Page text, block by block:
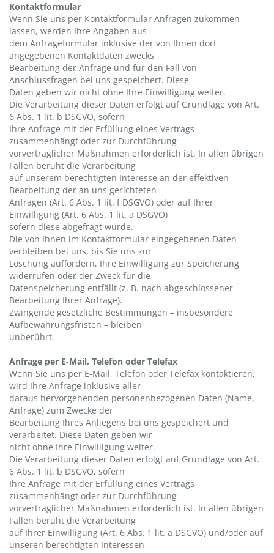
Kontaktformular
Wenn Sie uns per Kontaktformular Anfragen zukommen
lassen, werden Ihre Angaben aus
dem Anfrageformular inklusive der von Ihnen dort
angegebenen Kontaktdaten zwecks
Bearbeitung der Anfrage und für den Fall von
Anschlussfragen bei uns gespeichert. Diese
Daten geben wir nicht ohne Ihre Einwilligung weiter.
Die Verarbeitung dieser Daten erfolgt auf Grundlage von Art.
6 Abs. 1 lit. b DSGVO, sofern
Ihre Anfrage mit der Erfüllung eines Vertrags
zusammenhängt oder zur Durchführung
vorvertraglicher Maßnahmen erforderlich ist. In allen übrigen
Fällen beruht die Verarbeitung
auf unserem berechtigten Interesse an der effektiven
Bearbeitung der an uns gerichteten
Anfragen (Art. 6 Abs. 1 lit. f DSGVO) oder auf Ihrer
Einwilligung (Art. 6 Abs. 1 lit. a DSGVO)
sofern diese abgefragt wurde.
Die von Ihnen im Kontaktformular eingegebenen Daten
verbleiben bei uns, bis Sie uns zur
Löschung auffordern, Ihre Einwilligung zur Speicherung
widerrufen oder der Zweck für die
Datenspeicherung entfällt (z. B. nach abgeschlossener
Bearbeitung Ihrer Anfrage).
Zwingende gesetzliche Bestimmungen – insbesondere
Aufbewahrungsfristen – bleiben
unberührt.
Anfrage per E-Mail, Telefon oder Telefax
Wenn Sie uns per E-Mail, Telefon oder Telefax kontaktieren,
wird Ihre Anfrage inklusive aller
daraus hervorgehenden personenbezogenen Daten (Name,
Anfrage) zum Zwecke der
Bearbeitung Ihres Anliegens bei uns gespeichert und
verarbeitet. Diese Daten geben wir
nicht ohne Ihre Einwilligung weiter.
Die Verarbeitung dieser Daten erfolgt auf Grundlage von Art.
6 Abs. 1 lit. b DSGVO, sofern
Ihre Anfrage mit der Erfüllung eines Vertrags
zusammenhängt oder zur Durchführung
vorvertraglicher Maßnahmen erforderlich ist. In allen übrigen
Fällen beruht die Verarbeitung
auf Ihrer Einwilligung (Art. 6 Abs. 1 lit. a DSGVO) und/oder auf
unseren berechtigten Interessen